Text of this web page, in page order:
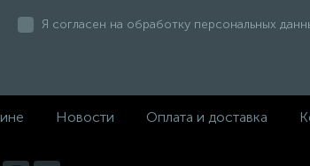
Я согласен на обработку персональных
Новости Оплата и доставка